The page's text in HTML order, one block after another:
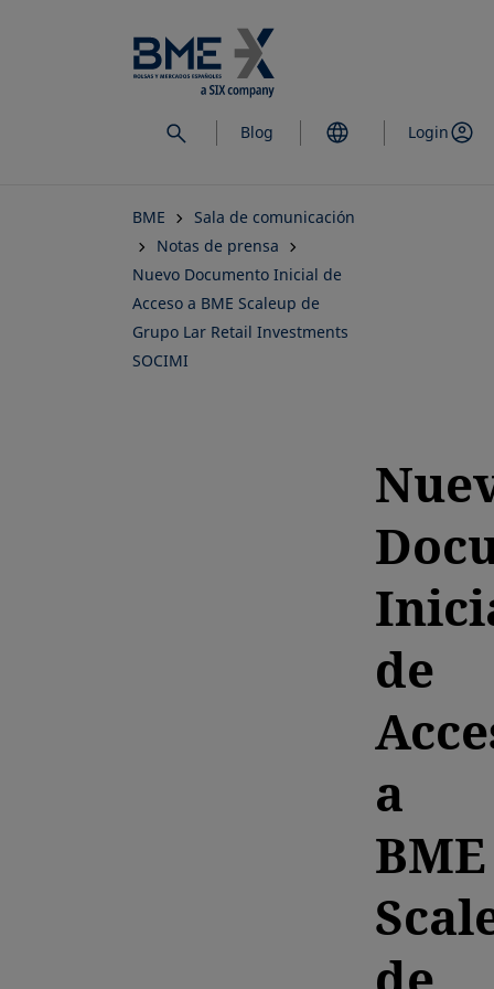
al
contenido
principal
Blog Login
BME
Sala de comunicación
Notas de prensa
Nuevo Documento Inicial de
Acceso a BME Scaleup de
Grupo Lar Retail Investments
SOCIMI
de
a
BME